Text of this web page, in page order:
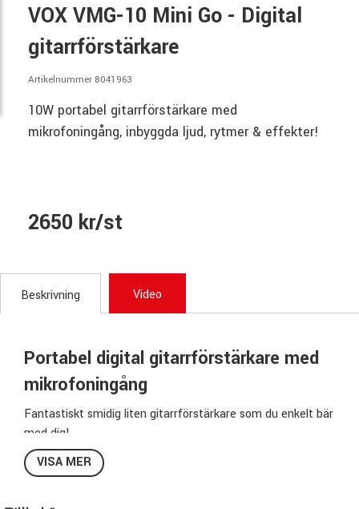
VOX VMG-10 Mini Go - Digital
gitarrförstärkare
Artikelnummer 8041963
10W portabel gitarrförstärkare med
mikrofoningång, inbyggda ljud, rytmer & effekter!
2650 kr/st
Beskrivning Video
Portabel digital gitarrförstärkare med
mikrofoningång
Fantastiskt smidig liten gitarrförstärkare som du enkelt bär
med dig!
I denna lilla combo med 6,5" högtalare finner du 11st olika
förstärkarsimulatorer, rytmmaskin med 33 olika patterns
VISA MER